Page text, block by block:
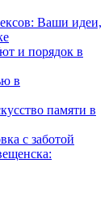
Ваши идеи,
и порядок в
в
памяти в
с заботой